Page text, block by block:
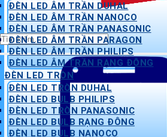
Tìm
kiếm:
ĐÈN LED ÂM TRẦN DUHAL
ĐÈN LED ÂM TRẦN NANOCO
ĐÈN LED ÂM TRẦN PANASONIC
ĐÈN LED ÂM TRẦN PARAGON
ĐÈN LED ÂM TRẦN PHILIPS
ĐÈN LED ÂM TRẦN RẠNG ĐÔNG
ĐÈN LED TRÒN
ĐÈN LED TRÒN DUHAL
ĐÈN LED BULB PHILIPS
ĐÈN LED TRÒN PANASONIC
ĐÈN LED BULB RẠNG ĐÔNG
ĐÈN LED BULB NANOCO